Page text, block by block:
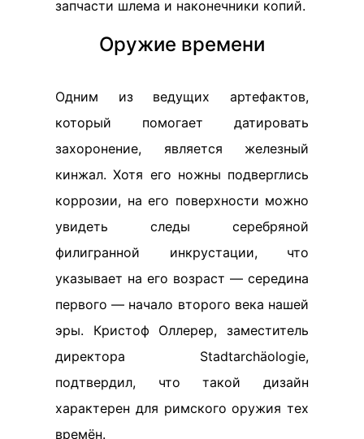
запчасти шлема и наконечники копий.
Оружие времени
Одним из ведущих артефактов,
который помогает датировать
захоронение, является железный
кинжал. Хотя его ножны подверглись
коррозии, на его поверхности можно
увидеть следы серебряной
филигранной инкрустации, что
указывает на его возраст — середина
первого — начало второго века нашей
эры. Кристоф Оллерер, заместитель
директора Stadtarchäologie,
подтвердил, что такой дизайн
характерен для римского оружия тех
времён.